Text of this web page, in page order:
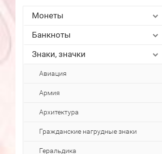
Монеты
Банкноты
Знаки, значки
Авиация
Армия
Архитектура
Гражданские нагрудные знаки
Геральдика